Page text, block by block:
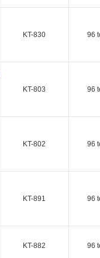
KT-830 96
KT-803 96
KT-802 96
KT-891 96
KT-882 96